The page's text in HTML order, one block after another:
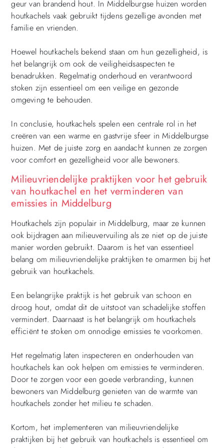
geur van brandend hout. In Middelburgse huizen worden
houtkachels vaak gebruikt tijdens gezellige avonden met
familie en vrienden.
Hoewel houtkachels bekend staan om hun gezelligheid, is
het belangrijk om ook de veiligheidsaspecten te
benadrukken. Regelmatig onderhoud en verantwoord
stoken zijn essentieel om een veilige en gezonde
omgeving te behouden.
In conclusie, houtkachels spelen een centrale rol in het
creëren van een warme en gastvrije sfeer in Middelburgse
huizen. Met de juiste zorg en aandacht kunnen ze zorgen
voor comfort en gezelligheid voor alle bewoners.
Milieuvriendelijke praktijken voor het gebruik
van houtkachel en het verminderen van
emissies in Middelburg
Houtkachels zijn populair in Middelburg, maar ze kunnen
ook bijdragen aan milieuvervuiling als ze niet op de juiste
manier worden gebruikt. Daarom is het van essentieel
belang om milieuvriendelijke praktijken te omarmen bij het
gebruik van houtkachels.
Een belangrijke praktijk is het gebruik van schoon en
droog hout, omdat dit de uitstoot van schadelijke stoffen
vermindert. Daarnaast is het belangrijk om houtkachels
efficiënt te stoken om onnodige emissies te voorkomen.
Het regelmatig laten inspecteren en onderhouden van
houtkachels kan ook helpen om emissies te verminderen.
Door te zorgen voor een goede verbranding, kunnen
bewoners van Middelburg genieten van de warmte van
houtkachels zonder het milieu te schaden.
Kortom, het implementeren van milieuvriendelijke
praktijken bij het gebruik van houtkachels is essentieel om